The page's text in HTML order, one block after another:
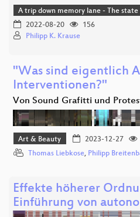
A trip down memory lane - The state
2022-08-20
156
Philipp K. Krause
"Was sind eigentlich
Interventionen?"
Von Sound Grafitti und
Art & Beauty 2023-12-27
Thomas Liebkose, Philipp
Effekte höherer
Einführung von